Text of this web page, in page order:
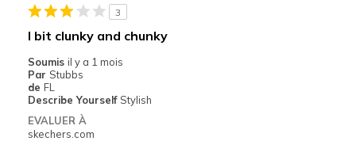
Casual Wear
Width
Sizing
Feels true to size
View On Shoes
3
I bit clunky and chunky
Soumis il y a 1 mois
Par Stubbs
de FL
Describe Yourself Stylish
EVALUER À
skechers.com